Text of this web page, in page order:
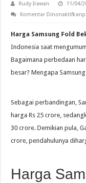
Rudy Irawan 11/04/
Komentar Dinonaktifkan
Harga Samsung Fold
Indonesia saat
Bagaimana perbedaan
besar? Mengapa
Sebagai perbandingan,
harga Rs 25 crore,
30 crore. Demikian pula,
crore, pendahulunya
Harga